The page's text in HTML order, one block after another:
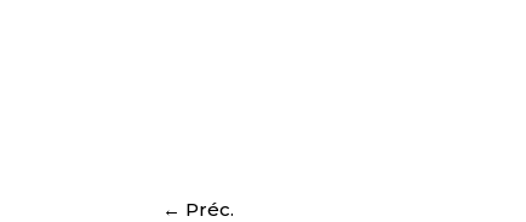
← Préc.